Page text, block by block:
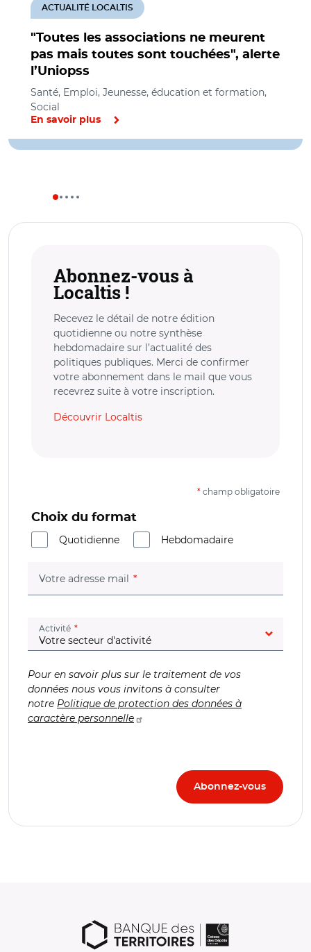
"Toutes les associations ne meurent
pas mais toutes sont touchées", alerte
l’Uniopss
ACTUALITÉ LOCALTIS
Santé, Emploi, Jeunesse, éducation et formation,
Social
En savoir plus
Abonnez-vous à
Localtis !
Recevez le détail de notre édition
quotidienne ou notre synthèse
hebdomadaire sur l’actualité des
politiques publiques. Merci de confirmer
votre abonnement dans le mail que vous
recevrez suite à votre inscription.
Découvrir Localtis
* champ obligatoire
Choix du format
Quotidienne
Hebdomadaire
Votre adresse mail (champ obligatoire)
Activité (champ obligatoire)
Pour en savoir plus sur le traitement de vos
données nous vous invitons à consulter
notre Politique de protection des données à
caractère personnelle